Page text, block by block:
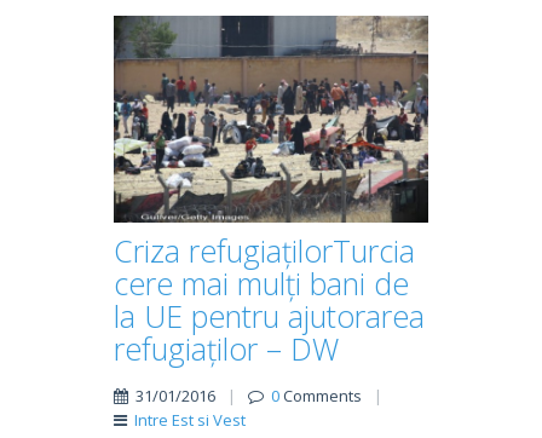
Criza refugiațilorTurcia
cere mai mulți bani de
la UE pentru ajutorarea
refugiaților – DW
31/01/2016 | 0Comments
|
Intre Est si Vest